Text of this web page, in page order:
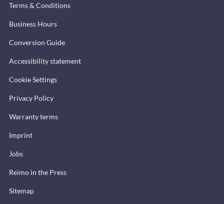
Terms & Conditions
Business Hours
Conversion Guide
Accessibility statement
Cookie Settings
Privacy Policy
Warranty terms
Imprint
Jobs
Reimo in the Press
Sitemap